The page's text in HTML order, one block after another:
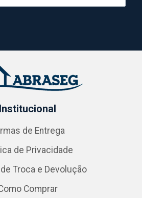
Institucional
de Entrega
de Privacidade
Troca e Devolução
Comprar